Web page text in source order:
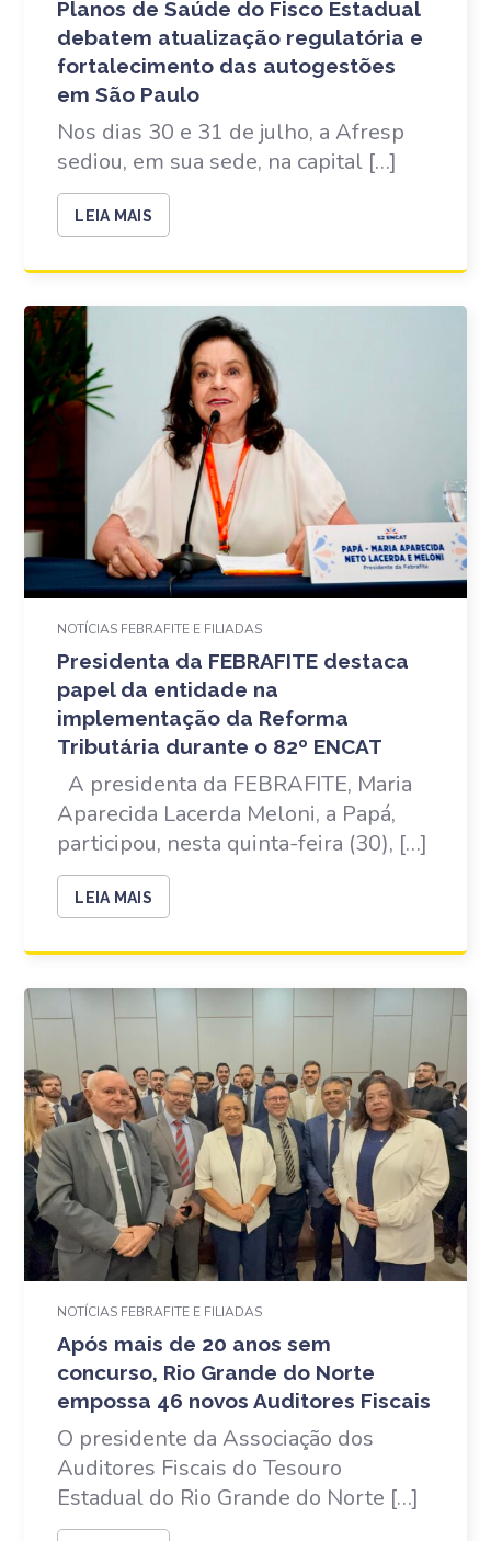
Planos de Saúde do Fisco Estadual
debatem atualização regulatória e
fortalecimento das autogestões
em São Paulo
Nos dias 30 e 31 de julho, a Afresp
sediou, em sua sede, na capital […]
LEIA MAIS
NOTÍCIAS FEBRAFITE E FILIADAS
Presidenta da FEBRAFITE destaca
papel da entidade na
implementação da Reforma
Tributária durante o 82º ENCAT
A presidenta da FEBRAFITE, Maria
Aparecida Lacerda Meloni, a Papá,
participou, nesta quinta-feira (30), […]
LEIA MAIS
NOTÍCIAS FEBRAFITE E FILIADAS
Após mais de 20 anos sem
concurso, Rio Grande do Norte
empossa 46 novos Auditores Fiscais
O presidente da Associação dos
Auditores Fiscais do Tesouro
Estadual do Rio Grande do Norte […]